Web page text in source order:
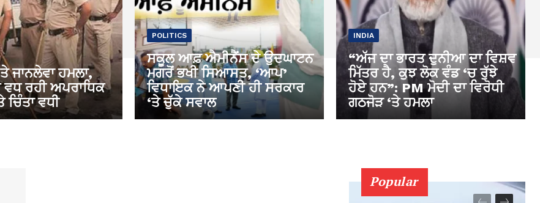
ਜਾਨਲੇਵਾ ਹਮਲਾ,
ਵਧ ਰਹੀ ਅਪਰਾਧਿਕ
ਚਿੰਤਾ ਵਧੀ
POLITICS
ਸਕੂਲ ਆਫ਼ ਐਮੀਨੈਂਸ ਦੇ ਉਦਘਾਟਨ
ਮਗਰੋਂ ਭਖੀ ਸਿਆਸਤ, ‘ਆਪ’
ਵਿਧਾਇਕ ਨੇ ਆਪਣੀ ਹੀ ਸਰਕਾਰ
‘ਤੇ ਚੁੱਕੇ ਸਵਾਲ
INDIA
“ਅੱਜ ਦਾ ਭਾਰਤ ਦੁਨੀਆ ਦਾ ਵਿਸ਼ਵ
ਮਿੱਤਰ ਹੈ, ਕੁਝ ਲੋਕ ਵੰਡ ‘ਚ ਰੁੱਝੇ
ਹੋਏ ਹਨ”: PM ਮੋਦੀ ਦਾ ਵਿਰੋਧੀ
ਗਠਜੋੜ ‘ਤੇ ਹਮਲਾ
Popular